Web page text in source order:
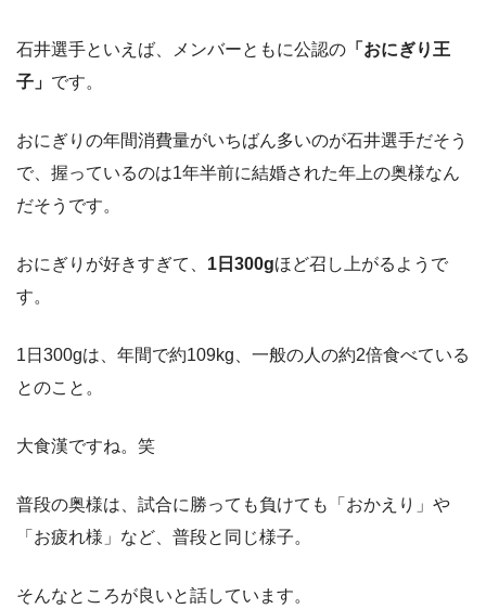
石井選手といえば、メンバーともに公認の 「おにぎり王
子」 です。
おにぎりの年間消費量がいちばん多いのが石井選手だそう
で、握っているのは1年半前に結婚された年上の奥様なん
だそうです。
おにぎりが好きすぎて、 1日300gほど召し上がるようで
す。
1日300gは、年間で約109kg、一般の人の約2倍食べている
とのこと。
大食漢ですね。笑
普段の奥様は、試合に勝っても負けても「おかえり」や
「お疲れ様」など、普段と同じ様子。
そんなところが良いと話しています。